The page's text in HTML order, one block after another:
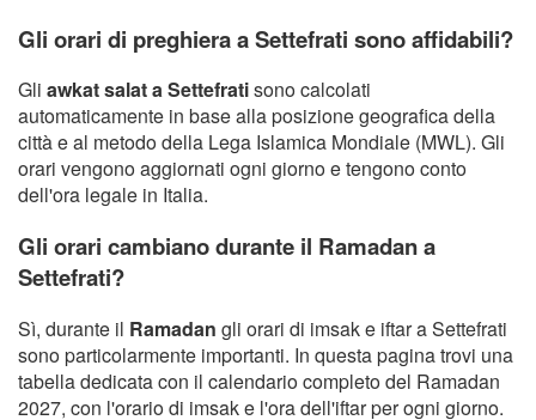
Gli orari di preghiera a Settefrati sono affidabili?
Gli awkat salat a Settefratisono calcolati
automaticamente in base alla posizione geografica della
città e al metodo della Lega Islamica Mondiale (MWL). Gli
orari vengono aggiornati ogni giorno e tengono conto
dell'ora legale in Italia.
Gli orari cambiano durante il Ramadan a
Settefrati?
Sì, durante il Ramadan gli orari di imsak e iftar a Settefrati
sono particolarmente importanti. In questa pagina trovi una
tabella dedicata con il calendario completo del Ramadan
2027, con l'orario di imsak e l'ora dell'iftar per ogni giorno.